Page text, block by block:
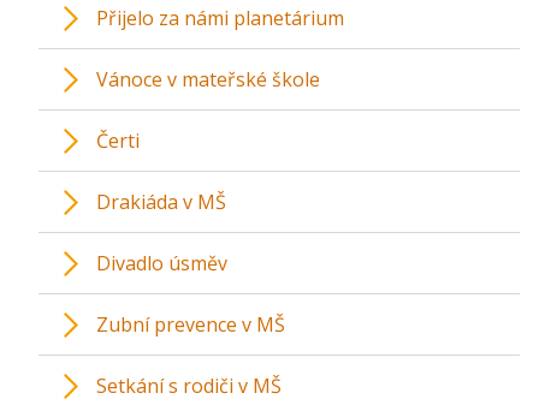
Přijelo za námi planetárium
Vánoce v mateřské škole
Čerti
Drakiáda v MŠ
Divadlo úsměv
Zubní prevence v MŠ
Setkání s rodiči v MŠ